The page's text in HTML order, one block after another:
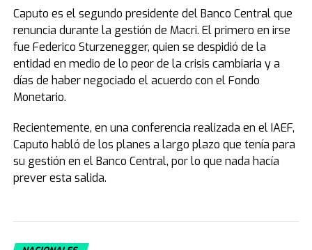
Caputo es el segundo presidente del Banco Central que
renuncia durante la gestión de Macri. El primero en irse
fue Federico Sturzenegger, quien se despidió de la
entidad en medio de lo peor de la crisis cambiaria y a
días de haber negociado el acuerdo con el Fondo
Monetario.
Recientemente, en una conferencia realizada en el IAEF,
Caputo habló de los planes a largo plazo que tenía para
su gestión en el Banco Central, por lo que nada hacía
prever esta salida.